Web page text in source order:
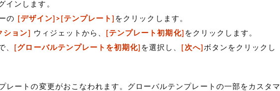
インします。
の [デザイン]>[テンプレート] をクリックします。
ション] ウィジェットから、 [テンプレート初期化] をクリックします。
、 [グローバルテンプレートを初期化] を選択し、 [次へ] ボタンをクリックし
レートの変更がおこなわれます。グローバルテンプレートの一部をカスタマ